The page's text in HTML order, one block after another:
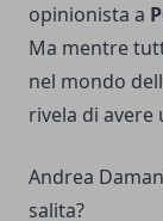
opinionista a
Ma mentre
nel mondo
rivela di avere
Andrea
salita?